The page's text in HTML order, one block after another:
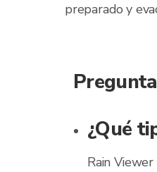
preparado y
¿Qué
Rain